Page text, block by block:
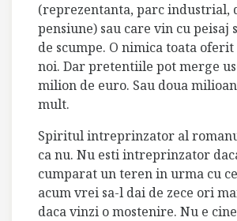
(reprezentanta, parc industrial,
pensiune) sau care vin cu
de scumpe. O nimica toata oferit
noi. Dar pretentiile pot merge
milion de euro. Sau doua
mult.
Spiritul intreprinzator al
ca nu. Nu esti intreprinzator
cumparat un teren in urma cu
acum vrei sa-l dai de zece ori
daca vinzi o mostenire. Nu e